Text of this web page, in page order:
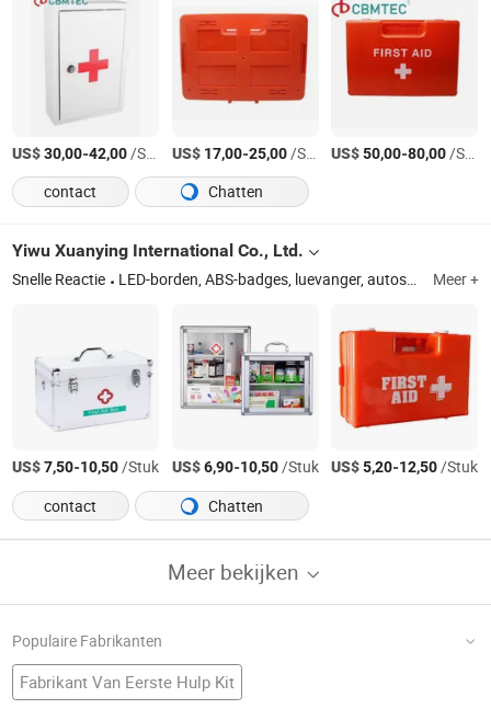
US$30,00-42,00/Stuk US$ 17,00-25,00/Stuk US$50,00-80,00/Stuk
contact
Chatten
Yiwu Xuanying International Co., Ltd.
Snelle Reactie LED-borden, ABS-badges, luevanger, autostickers, beautyapparaat, Gezondheidszorg, telefoonaccessoires, slimme brillen Meer +
US$7,50-10,50/Stuk US$6,90-10,50/Stuk US$5,20-12,50/Stuk
contact
Chatten
Meer bekijken
Populaire Fabrikanten
Fabrikant Van Eerste Hulp Kit